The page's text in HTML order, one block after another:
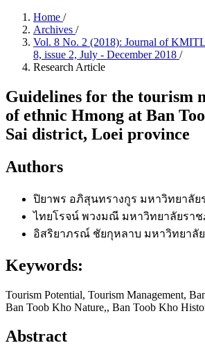
Home /
Archives /
Vol. 8 No. 2 (2018): Journal of
8, issue 2, July - December 2018 /
Research Article
Guidelines for the tourism
of ethnic Hmong at Ban
Sai district, Loei province
Authors
ปิยาพร อภิสุนทรางกูร มหาวิทยาลัย
ไทยโรจน์ พวงมณี มหาวิทยาลัยราช
อิสริยาภรณ์ ชัยกุหลาบ มหาวิทยาลั
Keywords:
Tourism Potential, Tourism Management,
Ban Toob Kho Nature,, Ban Toob Kho
Abstract